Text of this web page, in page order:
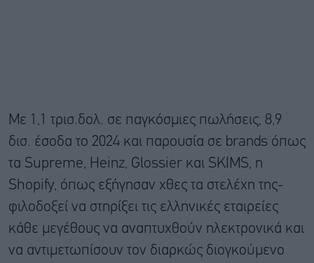
Με 1,1 τρισ.δολ. σε παγκόσμιες πωλήσεις, 8,9
δισ. έσοδα το 2024 και παρουσία σε brands όπως
τα Supreme, Heinz, Glossier και SKIMS, η
Shopify, όπως εξήγησαν χθες τα στελέχη της-
φιλοδοξεί να στηρίξει τις ελληνικές εταιρείες
κάθε μεγέθους να αναπτυχθούν ηλεκτρονικά και
να αντιμετωπίσουν τον διαρκώς διογκούμενο